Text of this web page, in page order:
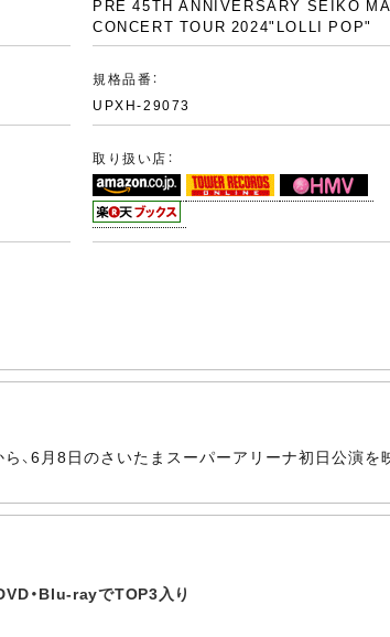
PRE 45TH ANNIVERSARY SEIKO
CONCERT TOUR 2024"LOLLI POP"
規格品番：
UPXH-29073
取り扱い店：
6月8日のさいたまスーパーアリーナ初日公演を
・Blu-rayでTOP3入り